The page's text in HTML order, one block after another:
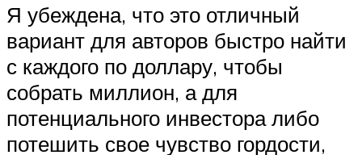
Я убеждена, что это отличный
вариант для авторов быстро найти
с каждого по доллару, чтобы
собрать миллион, а для
потенциального инвестора либо
потешить свое чувство гордости,